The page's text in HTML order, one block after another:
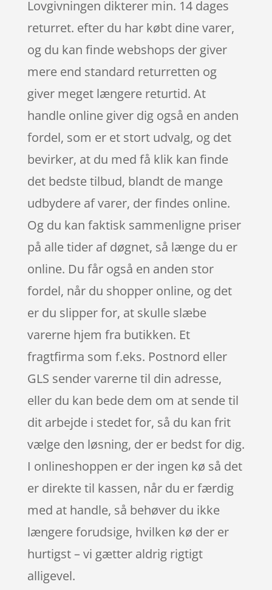
Lovgivningen dikterer min. 14 dages
returret. efter du har købt dine varer,
og du kan finde webshops der giver
mere end standard returretten og
giver meget længere returtid. At
handle online giver dig også en anden
fordel, som er et stort udvalg, og det
bevirker, at du med få klik kan finde
det bedste tilbud, blandt de mange
udbydere af varer, der findes online.
Og du kan faktisk sammenligne priser
på alle tider af døgnet, så længe du er
online. Du får også en anden stor
fordel, når du shopper online, og det
er du slipper for, at skulle slæbe
varerne hjem fra butikken. Et
fragtfirma som f.eks. Postnord eller
GLS sender varerne til din adresse,
eller du kan bede dem om at sende til
dit arbejde i stedet for, så du kan frit
vælge den løsning, der er bedst for dig.
I onlineshoppen er der ingen kø så det
er direkte til kassen, når du er færdig
med at handle, så behøver du ikke
længere forudsige, hvilken kø der er
hurtigst – vi gætter aldrig rigtigt
alligevel.